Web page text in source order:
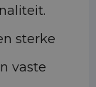
sterke
vaste